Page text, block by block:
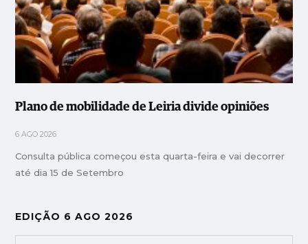
Plano de mobilidade de Leiria divide opiniões
6 AGO 2026
Consulta pública começou esta quarta-feira e vai decorrer
até dia 15 de Setembro
EDIÇÃO 6 AGO 2026